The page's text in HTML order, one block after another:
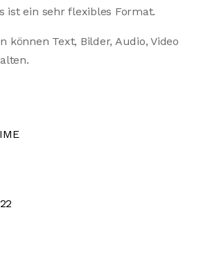
ist ein sehr flexibles Format.
können Text, Bilder, Audio, Video